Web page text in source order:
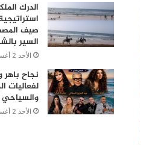
الدرك
صيف
السير
الأحد 2 أغسطس 2026
نجاح باهر
لفعاليات
والسياحي
الأحد 2 أغسطس 2026